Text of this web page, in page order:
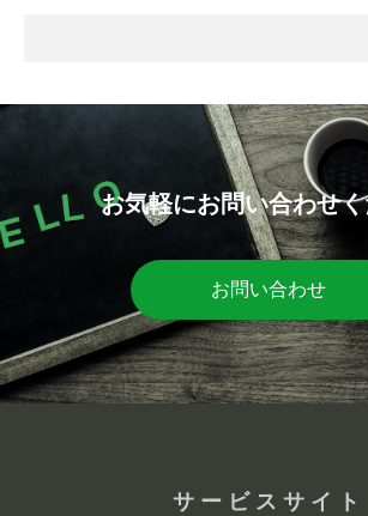
お気軽にお問い合わせ
お問い合わせ
サービスサイト